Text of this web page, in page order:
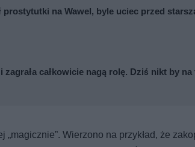
prostytutki na Wawel, byle uciec przed
i zagrała całkowicie nagą rolę. Dziś nikt by
„magicznie”. Wierzono na przykład, że